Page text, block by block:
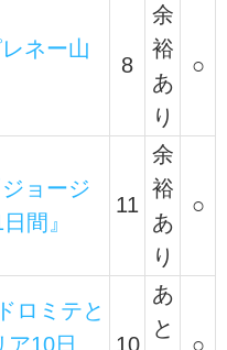
ネー山
8
余
裕
あ
り
○
ョージ
間』
11
余
裕
あ
り
○
ロミテと
ア10日
10
あ
と
○